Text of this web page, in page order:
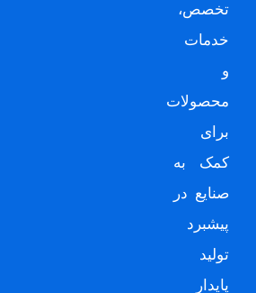
تخصص،
خدمات
و
محصولات
برای
کمک به
صنایع در
پیشبرد
تولید
پایدار